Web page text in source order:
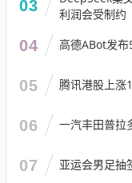
03
利润会受制约
04 高德ABot发
05 腾讯港股上涨
06 一汽丰田普拉
07 亚运会男足抽